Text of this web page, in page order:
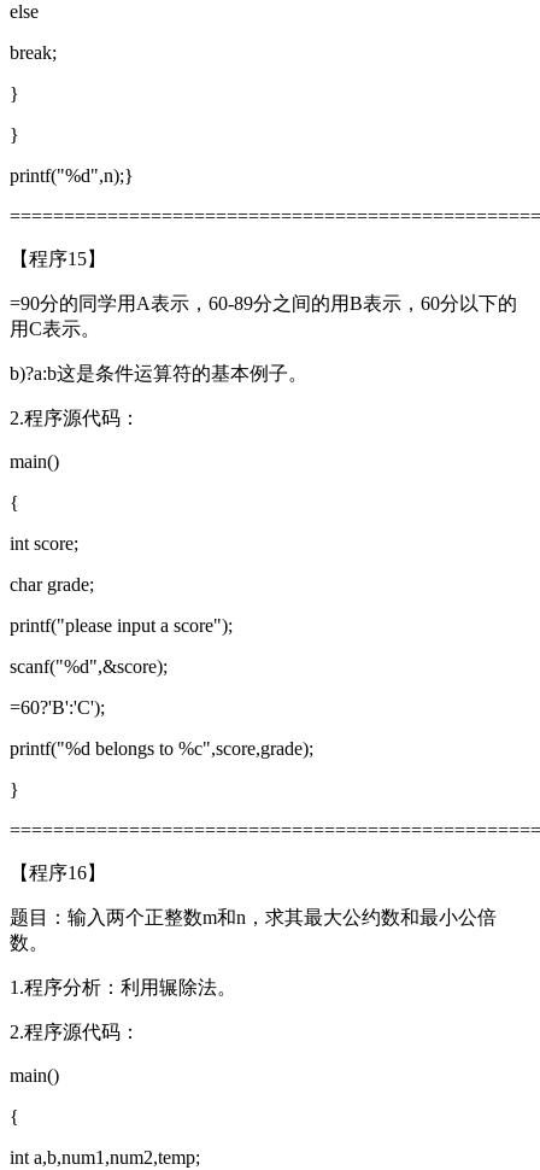
else
break;
}
}
printf("%d",n);}
【程序15】
=90分的同学用A表示，60-89分之间的用B表示，60分以下的
用C表示。
b)?a:b这是条件运算符的基本例子。
2.程序源代码：
main()
{
int score;
char grade;
printf("please input a score");
scanf("%d",&score);
=60?'B':'C');
printf("%d belongs to %c",score,grade);
}
【程序16】
题目：输入两个正整数m和n，求其最大公约数和最小公倍
数。
1.程序分析：利用辗除法。
2.程序源代码：
main()
{
int a,b,num1,num2,temp;